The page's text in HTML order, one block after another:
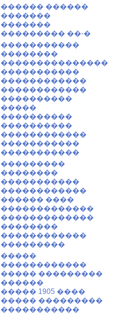
������ ������
�������
�������
��������� ��-�
�����������
��������
���������������
�����������
������������
������������
����������
�����
����������
����������
������������
�����������
�����������
���������
��������
�����������
������������
������ ����
�������������
�������������
��������
������������
���������
�����
������������
����� ���������
������
����� 1905 ����
����� ���������
�����������